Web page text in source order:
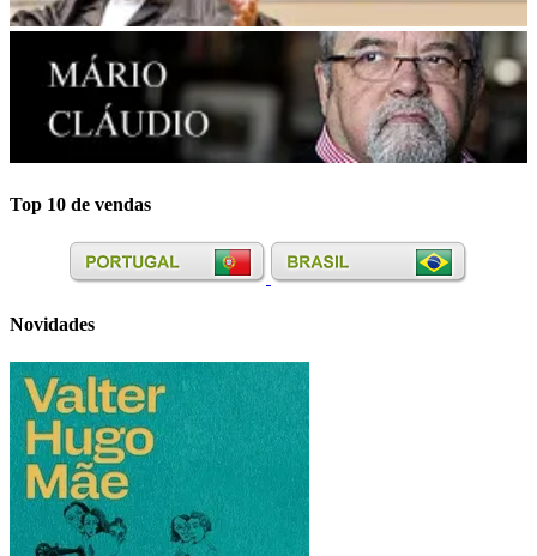
Top 10 de vendas
Novidades